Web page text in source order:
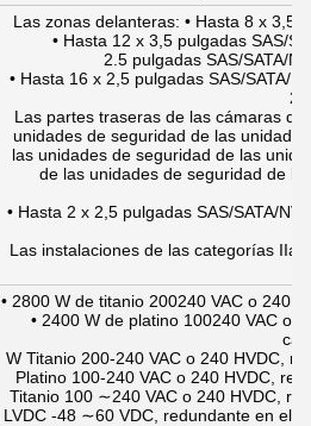
Las zonas delanteras: • Hasta 8 x 3,5
• Hasta 12 x 3,5 pulgadas SAS/
2.5 pulgadas SAS/SATA/
• Hasta 16 x 2,5 pulgadas SAS/SATA/
Las partes traseras de las cámaras
unidades de seguridad de las
las unidades de seguridad de las
de las unidades de seguridad de
• Hasta 2 x 2,5 pulgadas SAS/SATA/
Las instalaciones de las categorías IIa
• 2800 W de titanio 200­240 VAC o 240
• 2400 W de platino 100­240 VAC o
W Titanio 200-240 VAC o 240 HVDC,
Platino 100-240 VAC o 240 HVDC,
Titanio 100 ∼240 VAC o 240 HVDC,
LVDC -48 ∼60 VDC, redundante en el